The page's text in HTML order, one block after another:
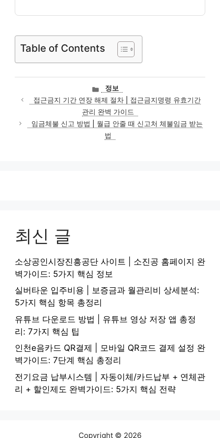
Table of Contents
카
테
고
리
정보
접근금지 기간 연장 해제 절차 | 접근금지명령 유효기간
관리 완벽 가이드
임금체불 신고 방법 | 월급 안줄 때 신고처 체불임금 받는
법
최신 글
소상공인시장진흥공단 사이트 | 소진공 홈페이지 완
벽가이드: 5가지 핵심 정보
실버타운 입주비용 | 보증금과 월관리비 상세분석:
5가지 핵심 항목 총정리
유튜브 다운로드 방법 | 유튜브 영상 저장 앱 총정
리: 7가지 핵심 팁
인천e음카드 QR결제 | 모바일 QR코드 결제 설정 완
벽가이드: 7단계 핵심 총정리
전기요금 납부시스템 | 자동이체/카드납부 + 연체관
리 + 할인제도 완벽가이드: 5가지 핵심 전략
Copyright © 2026